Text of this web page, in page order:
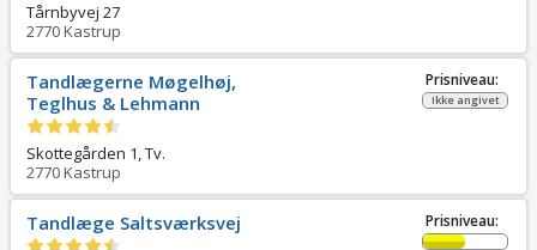
Tårnbyvej 27
2770Kastrup
Tandlægerne Møgelhøj,
Teglhus & Lehmann
Skottegården 1, Tv.
2770Kastrup
Prisniveau:
Ikke angivet
Tandlæge Saltsværksvej Prisniveau: